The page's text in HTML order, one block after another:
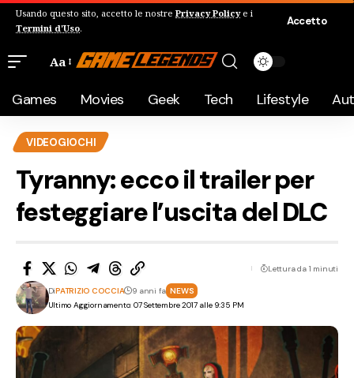
Usando questo sito, accetto le nostre Privacy Policye i
Termini d'Uso.
Accetto
Aa
Games Movies Geek Tech Lifestyle
VIDEOGIOCHI
Tyranny: ecco il trailer per
festeggiare l’uscita del DLC
Ultimo Aggiornamento: 07 Settembre 2017 alle 9:35 PM
DiPATRIZIO COCCIA 9 anni fa NEWS
Lettura da 1 minuti